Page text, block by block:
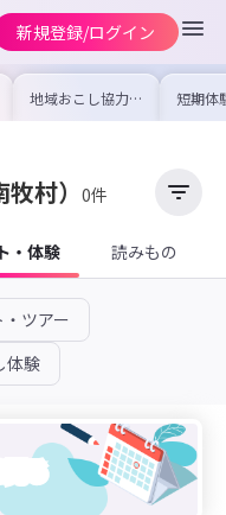
新規登録/ログイン
地域おこし協力隊
の求人やイベント
を集めました！仕
けよう
短期体
り〜数
域を知
牧村） 0件
・体験 読みもの
ツアー
体験
見る